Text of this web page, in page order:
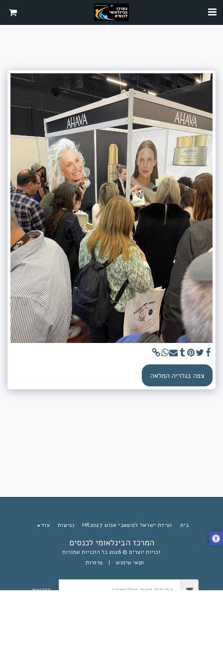
צפה בגלריה המלאה
המרכז הבינלאומי לכנסים
זכויות יוצרים © 2026 כל הזכויות שמורות
תנאי שימוש | פרטיות
בית ועידת ישראל למשאבי אנוש HR2027 נגישות עוד
הירשם